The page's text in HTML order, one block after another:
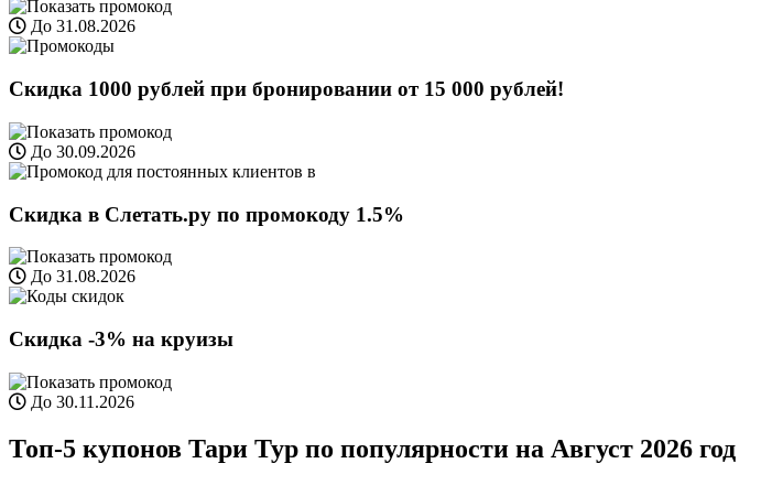
До 31.08.2026
Скидка 1000 рублей при бронировании от 15 000 рублей!
До 30.09.2026
Скидка в Слетать.ру по промокоду 1.5%
До 31.08.2026
Скидка -3% на круизы
До 30.11.2026
Топ-5 купонов Тари Тур по популярности на Август 2026 год